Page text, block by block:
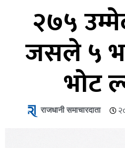
२७५
जसले ५
भोट
राजधानी समाचारदाता